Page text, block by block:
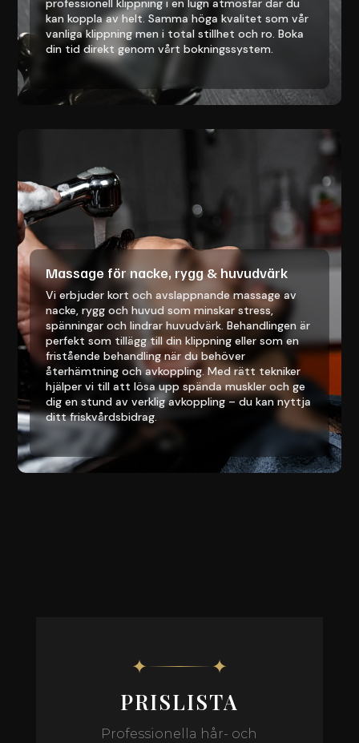
professionell klippning i en lugn atmosfär där du
kan koppla av helt. Samma höga kvalitet som vår
vanliga klippning men i total stillhet och ro. Boka
din tid direkt genom vårt bokningssystem.
Massage för nacke, rygg & huvudvärk
Vi erbjuder kort och avslappnande massage av
nacke, rygg och huvud som minskar stress,
spänningar och lindrar huvudvärk. Behandlingen är
perfekt som tillägg till din klippning eller som en
fristående behandling när du behöver
återhämtning och avkoppling. Med rätt tekniker
hjälper vi till att lösa upp spända muskler och ge
dig en stund av verklig avkoppling – du kan nyttja
ditt friskvårdsbidrag.
✦ ✦
PRISLISTA
Professionella hår- och